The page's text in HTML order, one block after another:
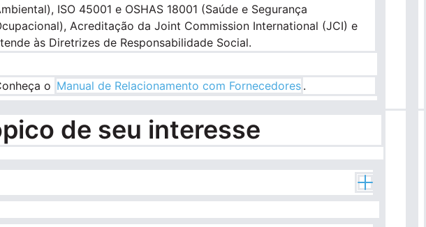
ISO 45001 e OSHAS 18001 (Saúde e Segurança
Acreditação da Joint Commission International (JCI) e
às Diretrizes de Responsabilidade Social.
o Manual de Relacionamento com Fornecedores .
de seu interesse